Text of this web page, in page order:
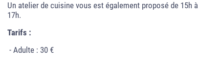
Un atelier de cuisine vous est également proposé de 15h à
17h.
Tarifs :
- Adulte : 30 €